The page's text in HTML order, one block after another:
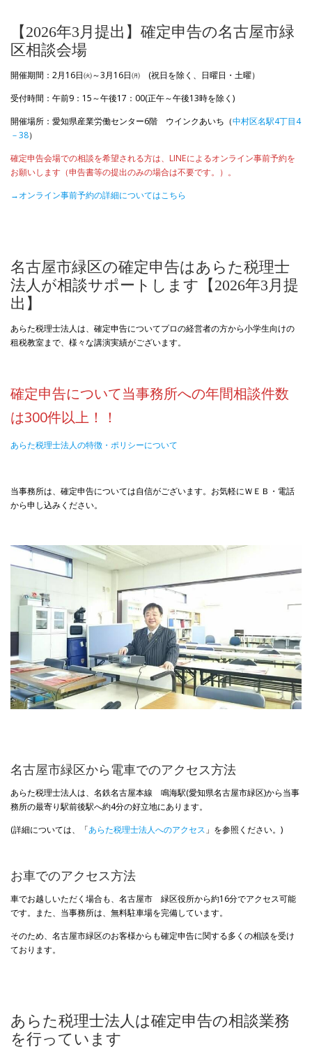
【2026年3月提出】確定申告の名古屋市緑
区相談会場
開催期間：2月16日㈫～3月16日㈪ (祝日を除く、日曜日・土曜）
受付時間：午前9：15～午後17：00(正午～午後13時を除く)
開催場所：愛知県産業労働センター6階 ウインクあいち（中村区名駅4丁目4
－38）
確定申告会場での相談を希望される方は、LINEによるオンライン事前予約を
お願いします（申告書等の提出のみの場合は不要です。）。
→オンライン事前予約の詳細についてはこちら
名古屋市緑区の確定申告はあらた税理士
法人が相談サポートします【2026年3月提
出】
あらた税理士法人は、確定申告についてプロの経営者の方から小学生向けの
租税教室まで、様々な講演実績がございます。
確定申告について当事務所への年間相談件数
は300件以上！！
あらた税理士法人の特徴・ポリシーについて
当事務所は、確定申告については自信がございます。お気軽にＷＥＢ・電話
から申し込みください。
名古屋市緑区から電車でのアクセス方法
あらた税理士法人は、名鉄名古屋本線 鳴海駅(愛知県名古屋市緑区)から当事
務所の最寄り駅前後駅へ約4分の好立地にあります。
(詳細については、「あらた税理士法人へのアクセス 」を参照ください。)
お車でのアクセス方法
車でお越しいただく場合も、名古屋市 緑区役所から約16分でアクセス可能
です。また、当事務所は、無料駐車場を完備しています。
そのため、名古屋市緑区のお客様からも確定申告に関する多くの相談を受け
ております。
あらた税理士法人は確定申告の相談業務
を行っています